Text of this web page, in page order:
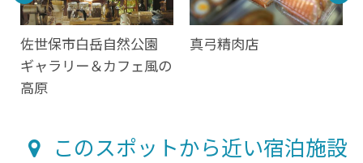
佐世保市白岳自然公園
ギャラリー＆カフェ風の
高原
真弓精肉店
このスポットから近い宿泊施設